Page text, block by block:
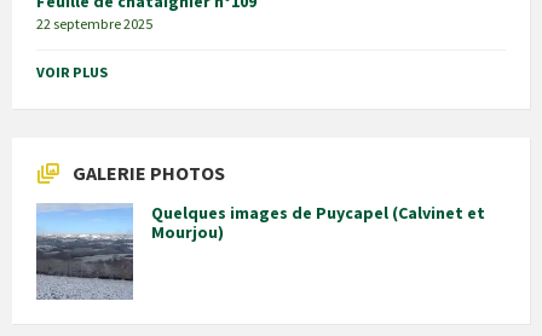
22 septembre 2025
VOIR PLUS
GALERIE PHOTOS
Quelques images de Puycapel (Calvinet et
Mourjou)